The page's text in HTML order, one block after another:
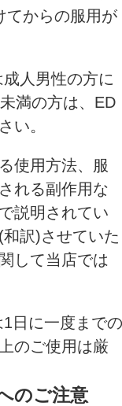
てからの服用が
人男性の方に
満の方は、ED
い。
使用方法、服
れる副作用な
説明されてい
訳)させていた
して当店では
1日に一度までの
のご使用は厳
のご注意